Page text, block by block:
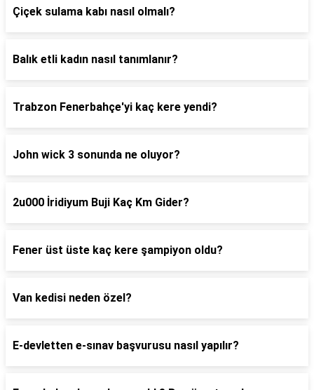
Çiçek sulama kabı nasıl olmalı?
Balık etli kadın nasıl tanımlanır?
Trabzon Fenerbahçe'yi kaç kere yendi?
John wick 3 sonunda ne oluyor?
2u000 İridiyum Buji Kaç Km Gider?
Fener üst üste kaç kere şampiyon oldu?
Van kedisi neden özel?
E-devletten e-sınav başvurusu nasıl yapılır?